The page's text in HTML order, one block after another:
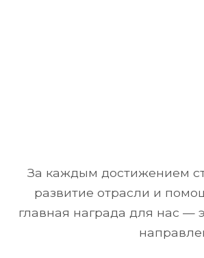
За каждым достижением
развитие отрасли и
главная награда для нас